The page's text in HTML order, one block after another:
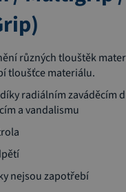
různých tlouštěk
tloušťce materiálu.
radiálním zaváděcím
a vandalismu
nejsou zapotřebí